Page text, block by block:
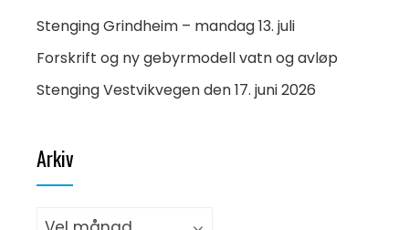
Stenging Grindheim – mandag 13. juli
Forskrift og ny gebyrmodell vatn og avløp
Stenging Vestvikvegen den 17. juni 2026
Arkiv